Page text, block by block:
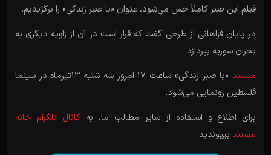
فیلم این صبر کاملاً حس می‌شود، عنوان «با صبر زندگی» را برگزیدیم.
در پایان فراهانی از طرحی گفت که قرار است در آن از زاویه دیگری به
بحران سوریه بپردازد.
مستند
«با صبر زندگی» ساعت 17 امروز سه شنبه 13تیرماه در سینما
فلسطین رونمایی می‌شود.
برای اطلاع و استفاده از سایر مطالب ما، به کانال تلگرام خانه
مستندبپیوندید: